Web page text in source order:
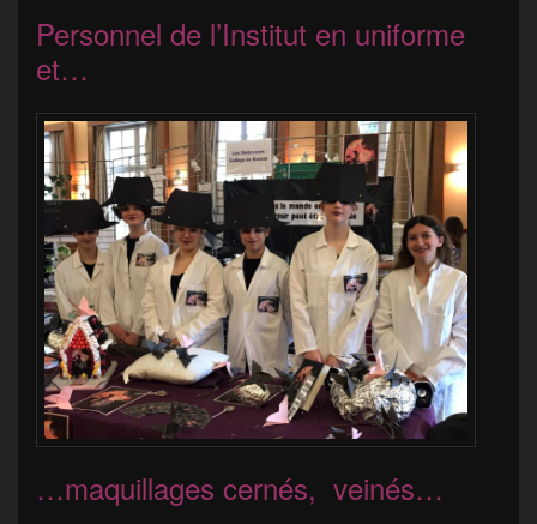
Personnel de l’Institut en uniforme
et…
…maquillages cernés, veinés…